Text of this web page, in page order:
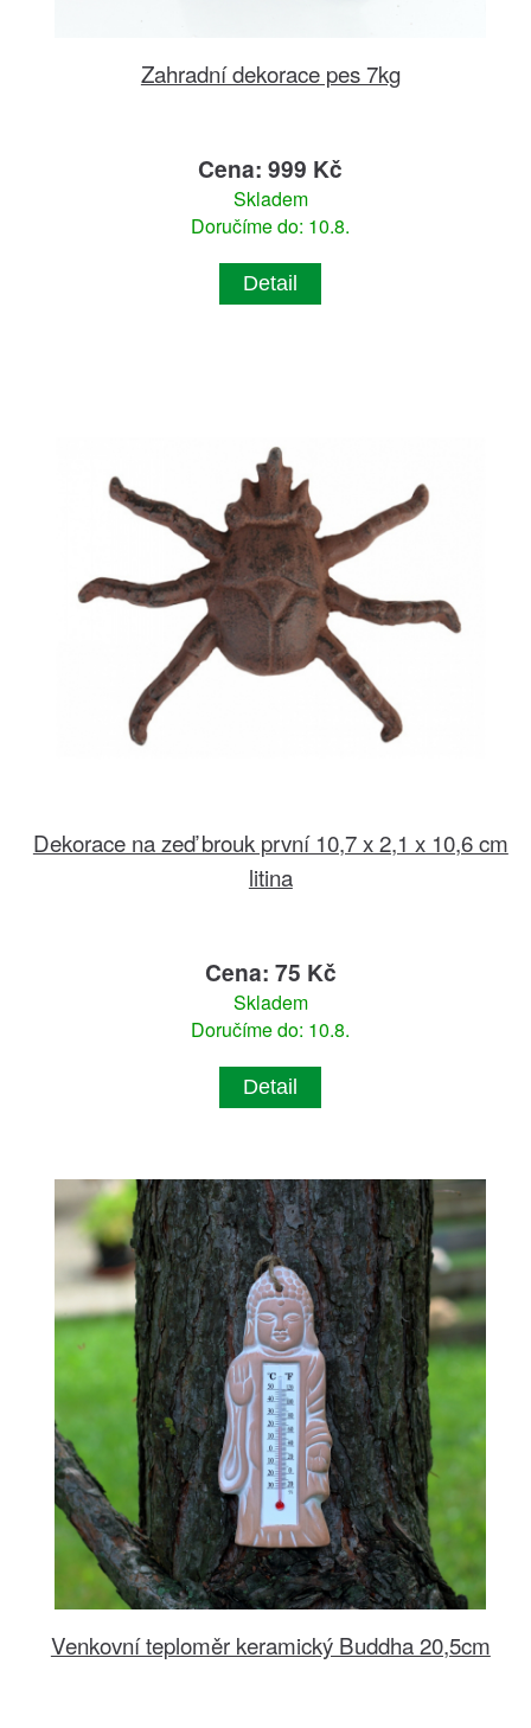
Zahradní dekorace pes 7kg
Cena: 999 Kč
Skladem
Doručíme do: 10.8.
Detail
Dekorace na zeď brouk první 10,7 x 2,1 x 10,6 cm
litina
Cena: 75 Kč
Skladem
Doručíme do: 10.8.
Detail
Venkovní teploměr keramický Buddha 20,5cm